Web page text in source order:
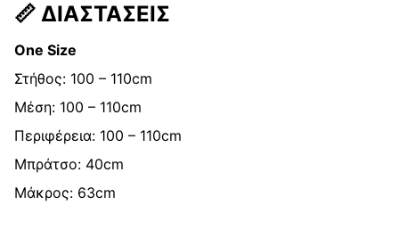
📏 ΔΙΑΣΤΑΣΕΙΣ
One Size
Στήθος: 100 – 110cm
Μέση: 100 – 110cm
Περιφέρεια: 100 – 110cm
Μπράτσο: 40cm
Μάκρος: 63cm